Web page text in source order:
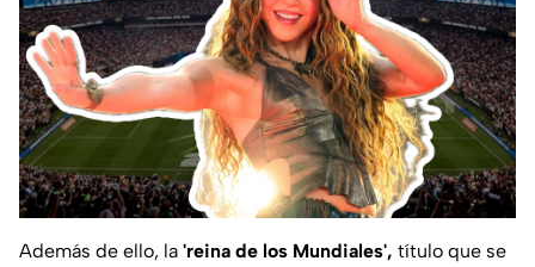
Además de ello, la 'reina de los Mundiales', título que se